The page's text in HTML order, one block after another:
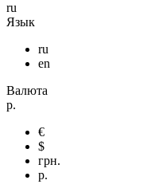
ru
Язык
ru
en
Валюта
р.
€
$
грн.
р.